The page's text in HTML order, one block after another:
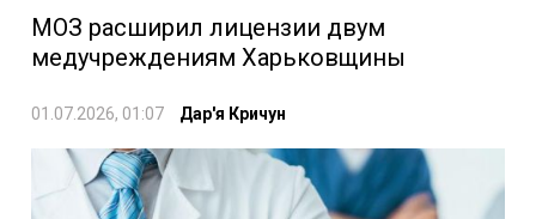
МОЗ расширил лицензии двум
медучреждениям Харьковщины
01.07.2026, 01:07 Дар'я Кричун